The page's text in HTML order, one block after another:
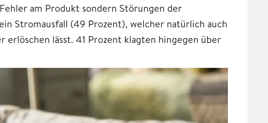
am Produkt sondern Störungen der
Stromausfall (49 Prozent), welcher natürlich auch
lässt. 41 Prozent klagten hingegen über